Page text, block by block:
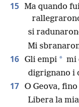
15 Ma quando
si
Mi
16 Gli empi * mi
digrignano i
17 O Geova,
Libera la